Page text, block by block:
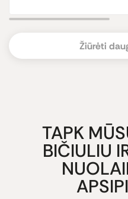
Žiūrėti
TAPK
BIČIULIU